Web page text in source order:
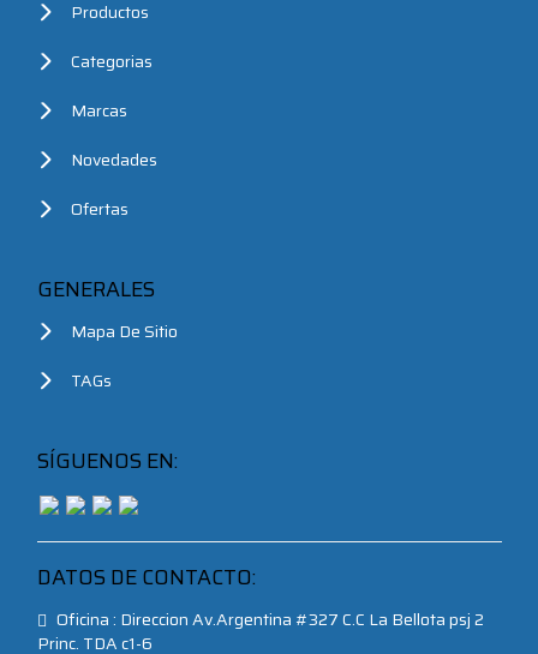
Productos
Categorias
Marcas
Novedades
Ofertas
GENERALES
Mapa De Sitio
TAGs
SÍGUENOS EN:
DATOS DE CONTACTO:
Oficina : Direccion Av.Argentina #327 C.C La Bellota psj 2
Princ. TDA c1-6